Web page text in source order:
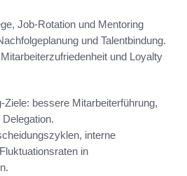
Job-Rotation und Mentoring
und Talentbindung.
und Loyalty
Ziele: bessere Mitarbeiterführung,
interne
in